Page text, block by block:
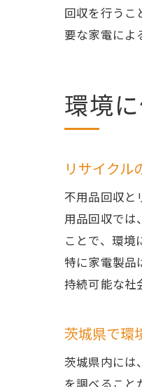
回収を行うこ
要な家電によ
環境
リサイクル
不用品回収と
用品回収では
ことで、環境
特に家電製品
持続可能な社
茨城県で環
茨城県内には
を調べること